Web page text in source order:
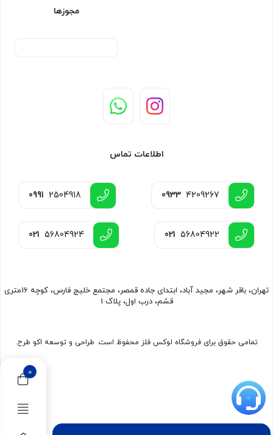
0
مجوزها
اطلاعات تماس
0933 4209267
0991 2504918
021 56804922
021 56804924
تهران، باقر شهر، مجید آباد، ابتدای جاده قمصر، مجتمع خلیج فارس، کوچه 16متری
قشم، درب اول، پلاک 1
تمامی حقوق برای فروشگاه لوکس فلز محفوظ است. طراحی و توسعه اکو طرح.